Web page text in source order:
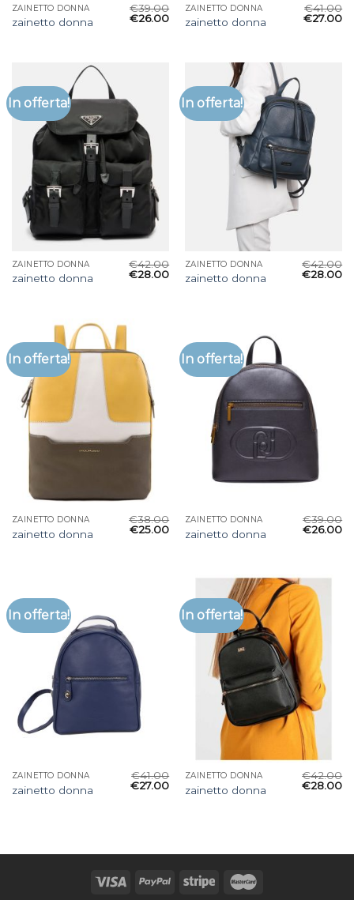
ZAINETTO DONNA
zainetto donna
€39.00
€26.00
ZAINETTO DONNA
zainetto donna
€41.00
€27.00
In offerta!
ZAINETTO DONNA
zainetto donna
€42.00
€28.00
In offerta!
ZAINETTO DONNA
zainetto donna
€42.00
€28.00
In offerta!
ZAINETTO DONNA
zainetto donna
€38.00
€25.00
In offerta!
ZAINETTO DONNA
zainetto donna
€39.00
€26.00
In offerta!
ZAINETTO DONNA
zainetto donna
€41.00
€27.00
In offerta!
ZAINETTO DONNA
zainetto donna
€42.00
€28.00